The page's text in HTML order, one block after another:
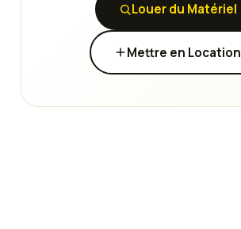
Louer du Matériel
Mettre en Location